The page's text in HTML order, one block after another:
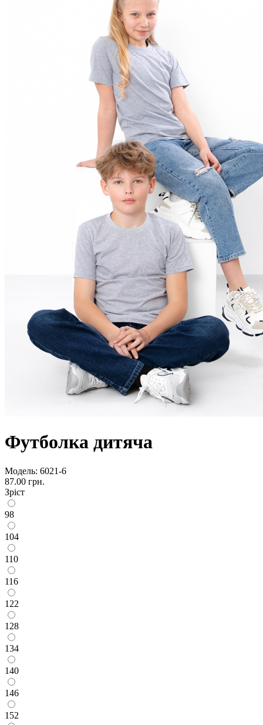
Футболка дитяча
Модель: 6021-6
87.00 грн.
Зріст
98
104
110
116
122
128
134
140
146
152